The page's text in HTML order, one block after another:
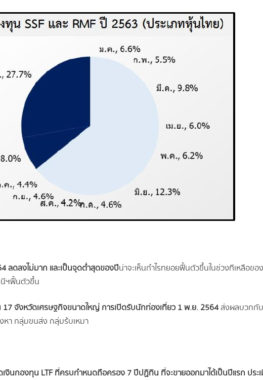
ลดลงไม่มาก และเป็นจุดต่ำสุดของปีน่าจะเห็นกำไรทยอยฟื้นตัวขึ้นในช่วงทีเหลือข
ฯฟื้นตัวขึ้น
17 จังหวัดเศรษฐกิจขนาดใหญ่ การเปิดรับนักท่องเที่ยว 1 พ.ย. 2564ส่งผลบวกกั
หา กลุ่มขนส่ง กลุ่มร้บเหมา
นกองทุน LTF ที่ครบกำหนดถือครอง 7 ปีปฏิทิน ที่จะขายออกมาได้เป็นปีแรก ประ